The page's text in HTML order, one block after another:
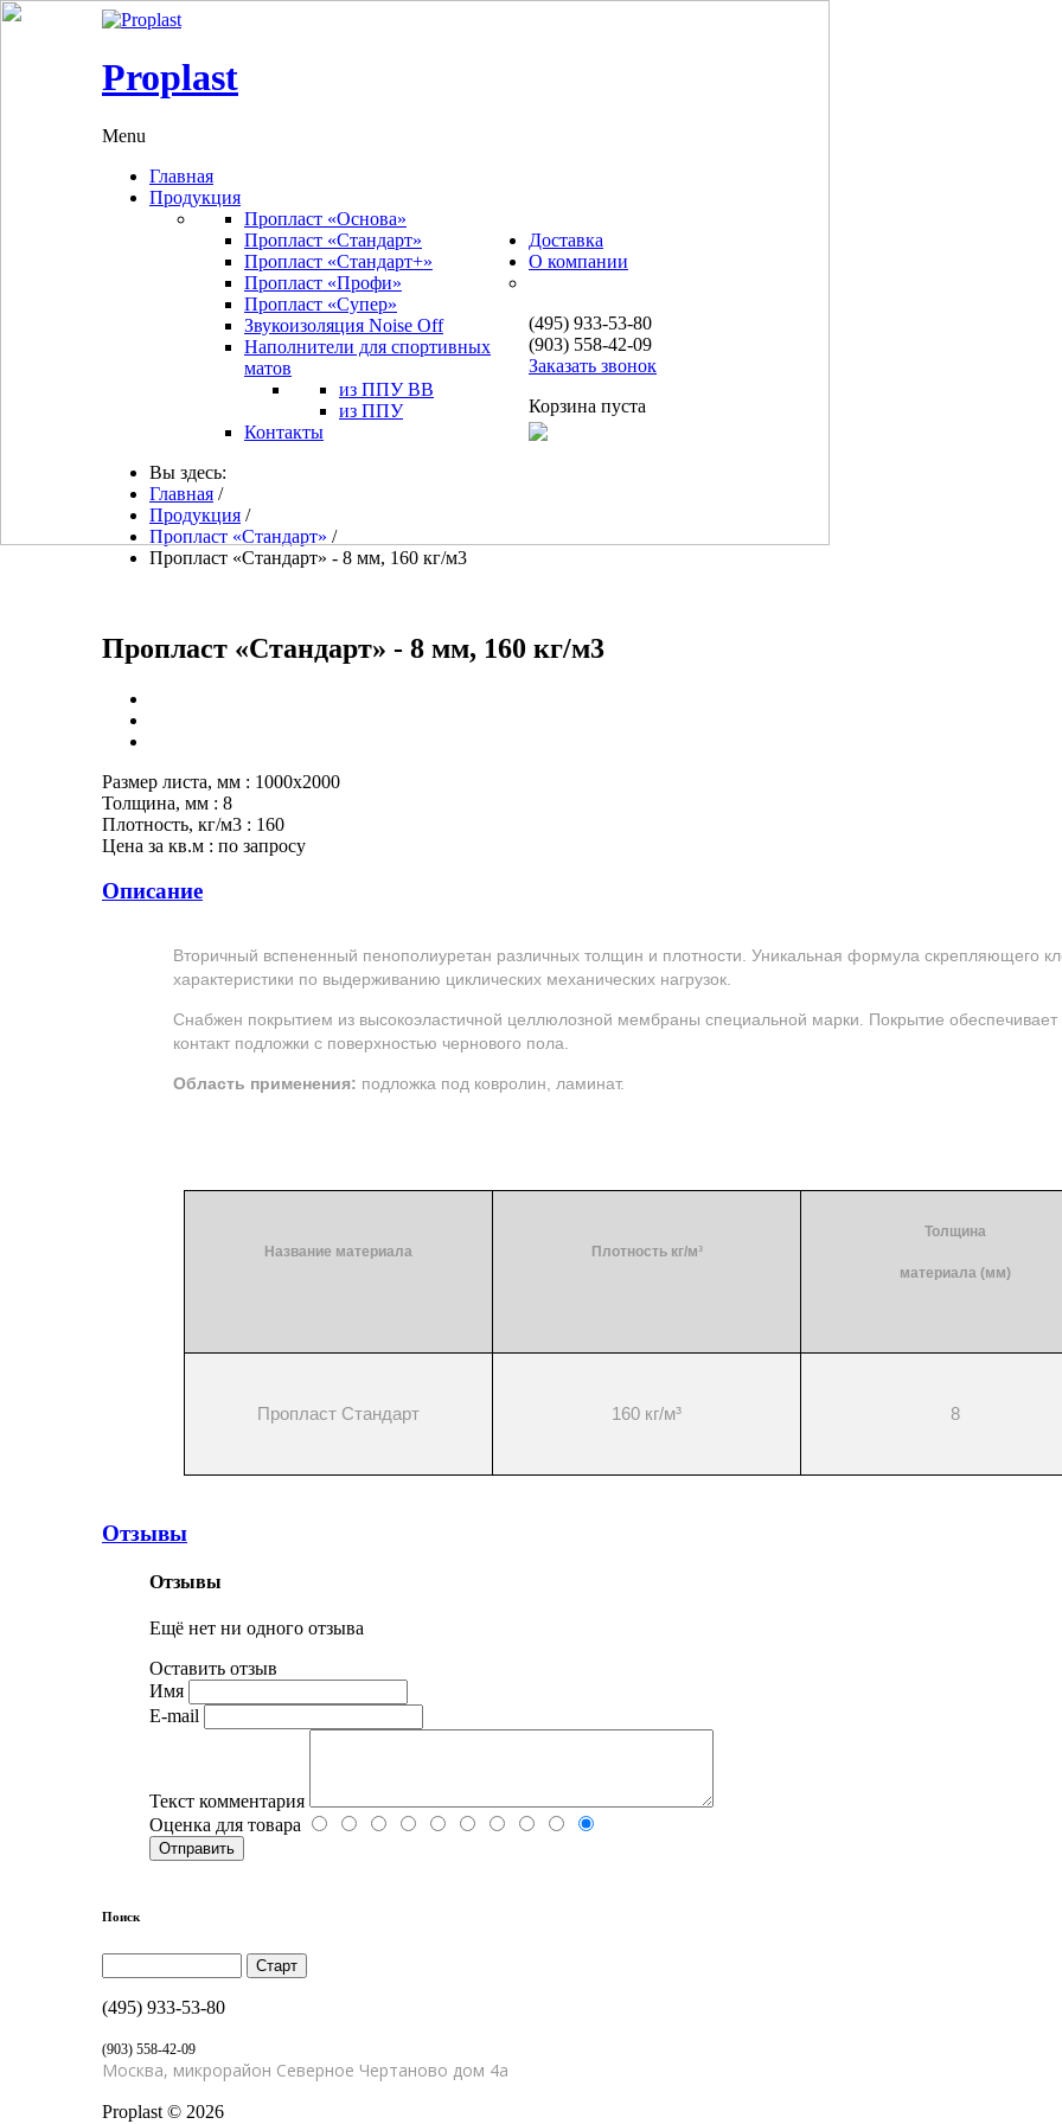
Proplast
Menu
Главная
Продукция
Пропласт «Основа»
Пропласт «Стандарт»
Пропласт «Стандарт+»
Пропласт «Профи»
Пропласт «Супер»
Звукоизоляция Noise Off
Наполнители для спортивных
матов
из ППУ ВВ
из ППУ
Доставка
О компании
Контакты
(495) 933-53-80
(903) 558-42-09
Заказать звонок
Корзина пуста
Вы здесь:
Главная /
Продукция /
Пропласт «Стандарт» /
Пропласт «Стандарт» - 8 мм, 160 кг/м3
Пропласт «Стандарт» - 8 мм, 160 кг/м3
Размер листа, мм : 1000x2000
Толщина, мм : 8
Плотность, кг/м3 : 160
Цена за кв.м : по запросу
Описание
Вторичный вспененный пенополиуретан различных толщин и плотности. Уникальная формула скрепляющего
характеристики по выдерживанию циклических механических нагрузок.
Cнабжен покрытием из высокоэластичной целлюлозной мембраны специальной марки. Покрытие
контакт подложки с поверхностью чернового пола.
Область применения: подложка под ковролин, ламинат.
Название материала Плотность кг/м³
Толщина
материала (мм)
Пропласт Стандарт 160 кг/м³ 8
Отзывы
Отзывы
Ещё нет ни одного отзыва
Оставить отзыв
Имя
E-mail
Текст комментария
Оценка для товара
Поиск
(495) 933-53-80
(903) 558-42-09
Москва, микрорайон Северное Чертаново дом 4а
Proplast © 2026